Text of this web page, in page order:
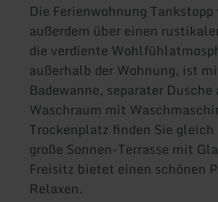
Die Ferienwohnung
außerdem über einen
die verdiente
außerhalb der Wohnung, ist
Badewanne, separater
Waschraum mit
Trockenplatz finden Sie gleich
große Sonnen-Terrasse mit
Freisitz bietet einen schönen
Relaxen.